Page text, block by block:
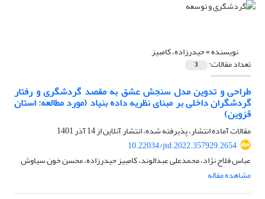
نویسنده =حیدرزاده، کامبیز
تعداد مقالات: 3
طراحی و تدوین مدل سنجش عشق به مقصد گردشگری و رفتار
گردشگران داخلی بر مبنای نظریه داده بنیاد (مورد مطالعه: استان
قزوین)
مقالات آماده انتشار، پذیرفته شده، انتشار آنلاین از14 آذر 1401
10.22034/jtd.2022.357929.2654
عباس فلاح نژاد، محمدعلی عبدالوند، کامبیز حیدرزاده، محسن خون سیاوش
مشاهده مقاله